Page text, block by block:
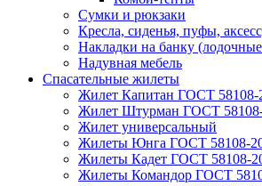
Сумки и рюкзаки
Кресла, сиденья, пуфы,
Накладки на банку
Надувная мебель
Спасательные жилеты
Жилет Капитан ГОСТ 58108-
Жилет Штурман ГОСТ
Жилет универсальный
Жилеты Юнга ГОСТ 58108-
Жилеты Кадет ГОСТ 58108-
Жилеты Командор ГОСТ